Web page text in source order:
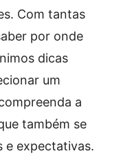
Com tantas
por onde
dicas
um
a
também se
e expectativas.